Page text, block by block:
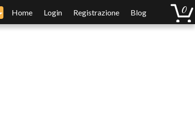
Home Login Registrazione Blog